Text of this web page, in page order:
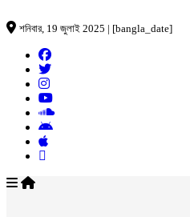
শনিবার, 19 জুলাই 2025 | [bangla_date]